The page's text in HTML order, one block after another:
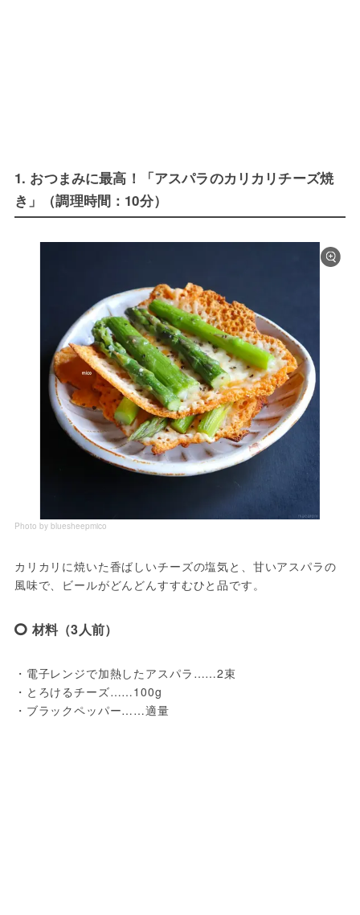
1. おつまみに最高！「アスパラのカリカリチーズ焼
き」（調理時間：10分）
Photo by bluesheepmico
カリカリに焼いた香ばしいチーズの塩気と、甘いアスパラの
風味で、ビールがどんどんすすむひと品です。
材料（3人前）
・電子レンジで加熱したアスパラ……2束
・とろけるチーズ……100g
・ブラックペッパー……適量